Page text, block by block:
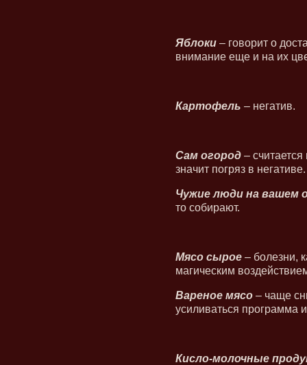
Яблоки – говорит о
внимание еще и на их
Картофель – негатив.
Сам огород –
значит погряз в
Чужие люди на вашем
то собирают.
Мясо сырое – болезни,
магическим
Вареное мясо – чаще
усиливаться программа
Кисло-молочные